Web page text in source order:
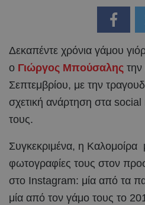
Δεκαπέντε χρόνια γάμου
ο Γιώργος Μπούσαλης
Σεπτεμβρίου, με την
σχετική ανάρτηση στα social
τους.
Συγκεκριμένα, η Καλομοίρα
φωτογραφίες τους στον
στο Instagram: μία από τα
μία από τον γάμο τους το